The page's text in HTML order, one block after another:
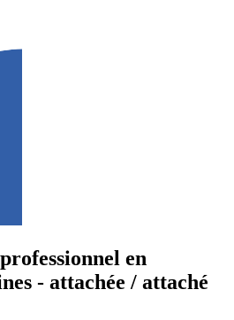
en
- attachée / attaché